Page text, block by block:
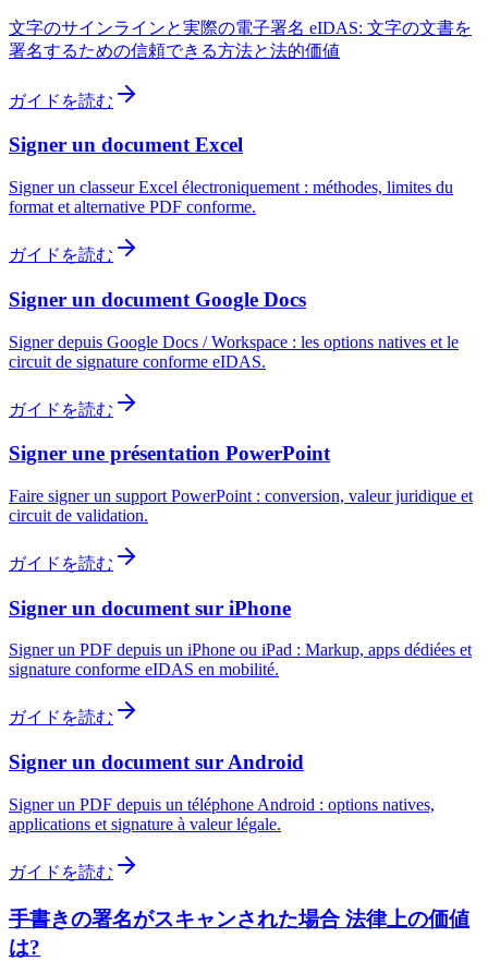
文字のサインラインと実際の電子署名 eIDAS: 文字の文書を
署名するための信頼できる方法と法的価値
ガイドを読む
Signer un document Excel
Signer un classeur Excel électroniquement : méthodes, limites du
format et alternative PDF conforme.
ガイドを読む
Signer un document Google Docs
Signer depuis Google Docs / Workspace : les options natives et le
circuit de signature conforme eIDAS.
ガイドを読む
Signer une présentation PowerPoint
Faire signer un support PowerPoint : conversion, valeur juridique et
circuit de validation.
ガイドを読む
Signer un document sur iPhone
Signer un PDF depuis un iPhone ou iPad : Markup, apps dédiées et
signature conforme eIDAS en mobilité.
ガイドを読む
Signer un document sur Android
Signer un PDF depuis un téléphone Android : options natives,
applications et signature à valeur légale.
ガイドを読む
手書きの署名がスキャンされた場合 法律上の価値
は?